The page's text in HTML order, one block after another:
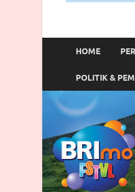
HOME
POLITIK &